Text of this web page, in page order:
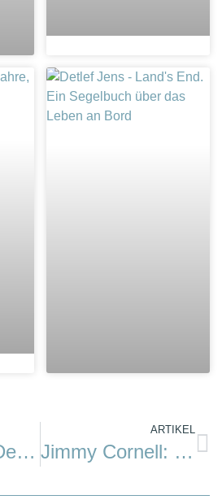
Helgoland – Der Sirenengesang des „Fuselfelsens“
ARTIKEL
Jimmy Cornell: Mein Leben unter Segel